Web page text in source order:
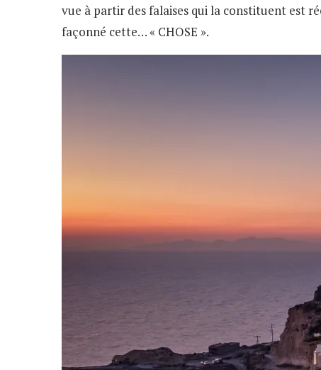
vue à partir des falaises qui la constituent est
façonné cette… « CHOSE ».